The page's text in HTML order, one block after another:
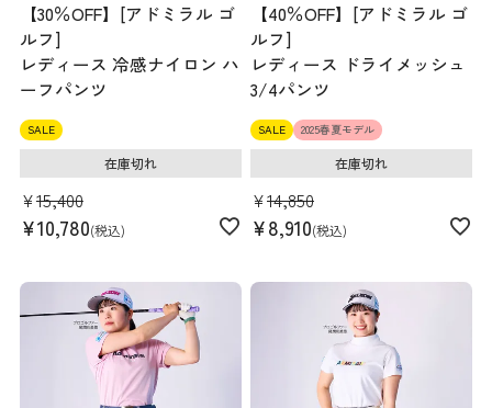
【30％OFF】[アドミラル ゴ
ルフ]
レディース 冷感ナイロン ハ
ーフパンツ
SALE
¥15,400
¥10,780 税込
在庫切れ
【40％OFF】[アドミラル ゴ
ルフ]
レディース ドライメッシュ
3/4パンツ
SALE 2025春夏モデル
¥14,850
¥8,910 税込
在庫切れ